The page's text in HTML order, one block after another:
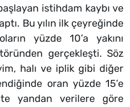
istihdam kaybı ve
Bu yılın ilk çeyreğinde
yüzde 10’a yakını
gerçekleşti. Söz
halı ve iplik gibi diğer
oran yüzde 15’e
yandan verilere göre